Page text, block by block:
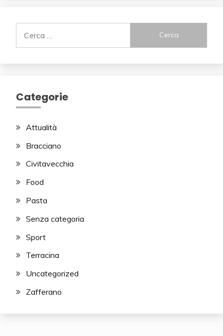
per:
Categorie
Attualità
Bracciano
Civitavecchia
Food
Pasta
Senza categoria
Sport
Terracina
Uncategorized
Zafferano